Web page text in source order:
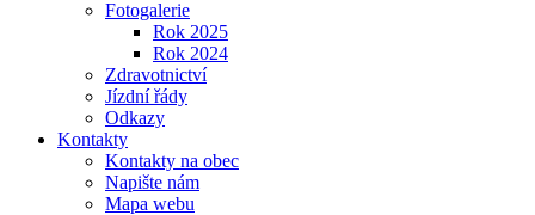
Fotogalerie
Rok 2025
Rok 2024
Zdravotnictví
Jízdní řády
Odkazy
Kontakty
Kontakty na obec
Napište nám
Mapa webu